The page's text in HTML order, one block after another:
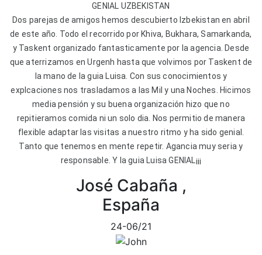
GENIAL UZBEKISTAN
Dos parejas de amigos hemos descubierto Izbekistan en abril
de este año. Todo el recorrido por Khiva, Bukhara, Samarkanda,
y Taskent organizado fantasticamente por la agencia. Desde
que aterrizamos en Urgenh hasta que volvimos por Taskent de
la mano de la guia Luisa. Con sus conocimientos y
explcaciones nos trasladamos a las Mil y una Noches. Hicimos
media pensión y su buena organización hizo que no
repitieramos comida ni un solo dia. Nos permitio de manera
flexible adaptar las visitas a nuestro ritmo y ha sido genial.
Tanto que tenemos en mente repetir. Agancia muy seria y
responsable. Y la guia Luisa GENIAL¡¡¡
José Cabaña ,
España
24-06/21